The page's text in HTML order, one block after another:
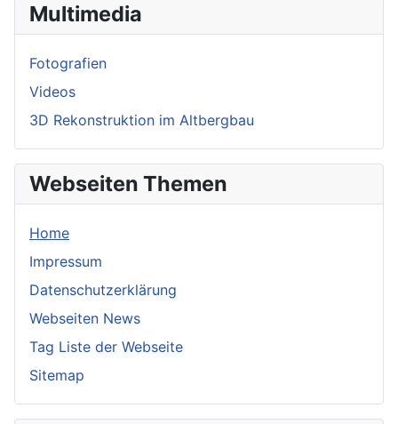
Multimedia
Fotografien
Videos
3D Rekonstruktion im Altbergbau
Webseiten Themen
Home
Impressum
Datenschutzerklärung
Webseiten News
Tag Liste der Webseite
Sitemap